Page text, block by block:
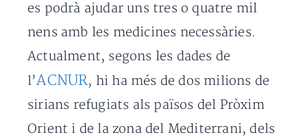
es podrà ajudar uns tres o quatre mil
nens amb les medicines necessàries.
Actualment, segons les dades de
l’ACNUR, hi ha més de dos milions de
sirians refugiats als països del Pròxim
Orient i de la zona del Mediterrani, dels